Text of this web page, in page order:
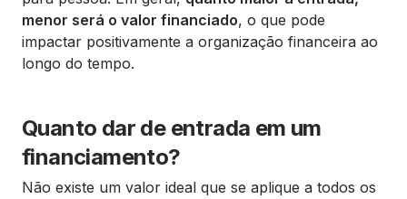
menor será o valor financiado, o que pode
impactar positivamente a organização financeira ao
longo do tempo.
Quanto dar de entrada em um
financiamento?
Não existe um valor ideal que se aplique a todos os